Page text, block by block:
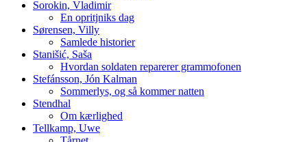
Sorokin, Vladimir
En opritjniks dag
Sørensen, Villy
Samlede historier
Stanišić, Saša
Hvordan soldaten reparerer grammofonen
Stefánsson, Jón Kalman
Sommerlys, og så kommer natten
Stendhal
Om kærlighed
Tellkamp, Uwe